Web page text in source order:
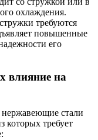
охлаждения.
требуются
повышенные
его
влияние на
нержавеющие стали
которых требует